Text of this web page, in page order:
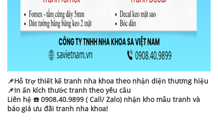
📌Hỗ trợ thiết kế tranh nha khoa theo nhận diện thương hiệu
📌In ấn kích thước tranh theo yêu cầu
Liên hệ ☎️ 0908.40.9899 ( Call/ Zalo) nhận kho mẫu tranh và
báo giá ưu đãi tranh nha khoa!